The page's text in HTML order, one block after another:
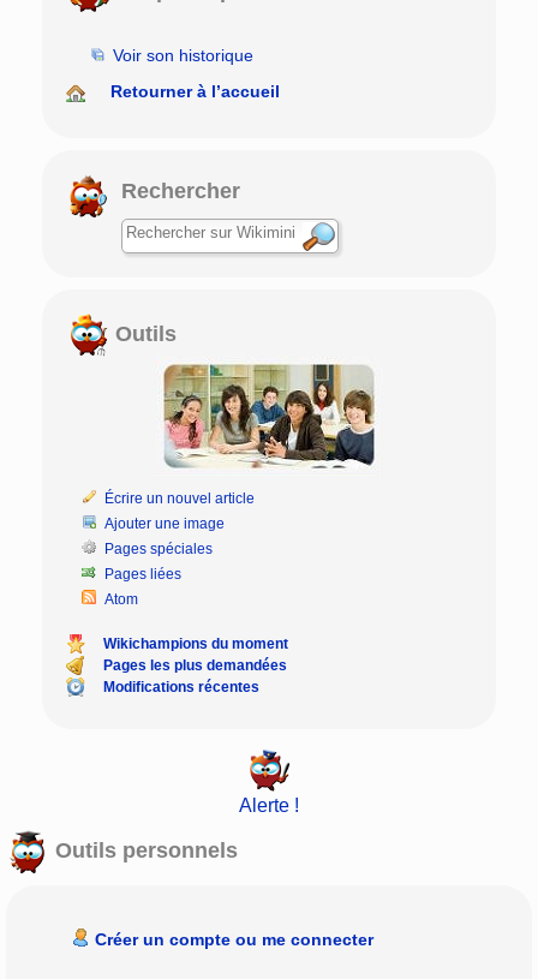
Voir son historique
Retourner à l’accueil
Rechercher
Outils
Écrire un nouvel article
Ajouter une image
Pages spéciales
Pages liées
Atom
Wikichampions du moment
Pages les plus demandées
Modifications récentes
Alerte !
Outils personnels
Créer un compte ou me connecter